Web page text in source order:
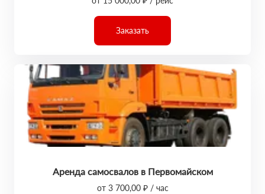
Заказать
Аренда самосвалов в Первомайском
от 3 700,00 ₽ / час